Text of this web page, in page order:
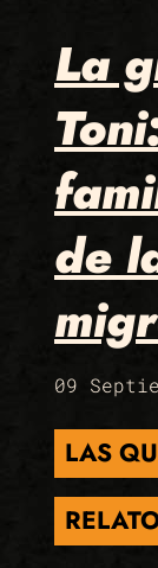
La
de
09
LAS